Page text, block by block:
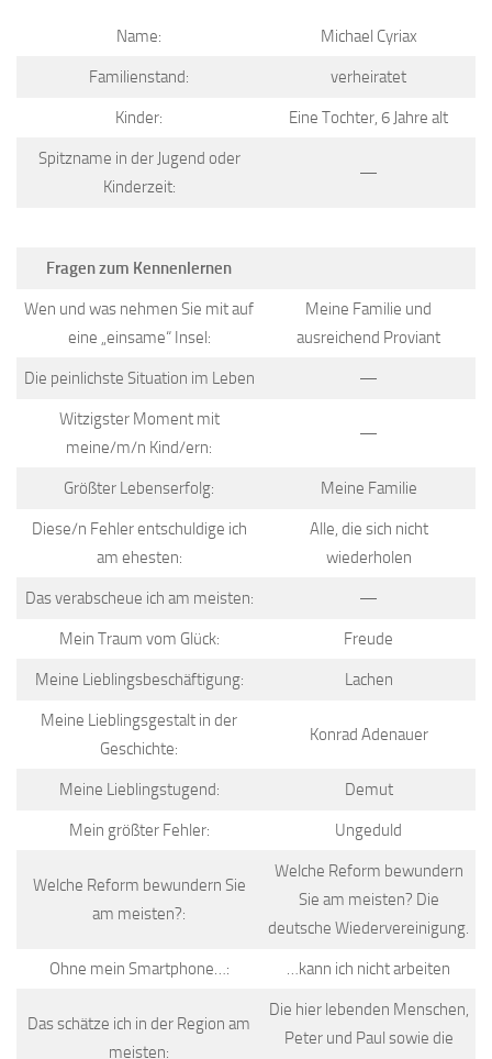
Name: Michael Cyriax
Familienstand: verheiratet
Kinder: Eine Tochter, 6 Jahre alt
Spitzname in der Jugend oder
Kinderzeit:
—
Fragen zum Kennenlernen
Wen und was nehmen Sie mit auf
eine „einsame“ Insel:
Meine Familie und
ausreichend Proviant
Die peinlichste Situation im Leben —
Witzigster Moment mit
meine/m/n Kind/ern:
—
Größter Lebenserfolg: Meine Familie
Diese/n Fehler entschuldige ich
am ehesten:
Alle, die sich nicht
wiederholen
Das verabscheue ich am meisten: —
Mein Traum vom Glück: Freude
Meine Lieblingsbeschäftigung: Lachen
Meine Lieblingsgestalt in der
Geschichte:
Konrad Adenauer
Meine Lieblingstugend: Demut
Mein größter Fehler: Ungeduld
Welche Reform bewundern Sie
am meisten?:
Welche Reform bewundern
Sie am meisten? Die
deutsche Wiedervereinigung.
Ohne mein Smartphone…: …kann ich nicht arbeiten
Das schätze ich in der Region am
meisten:
Die hier lebenden Menschen,
Peter und Paul sowie die